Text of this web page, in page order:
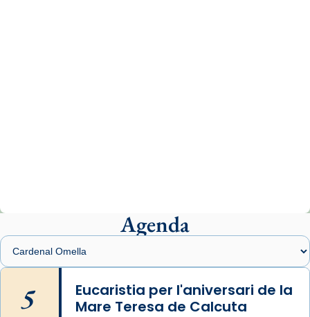
Arquebisbat de Barcelona
2 weeks ago
Memòria de les santes Juliana i
Semproniana, verges i màrtirs.
Acompanyant la història de sant Cugat, a
Agenda
5
Eucaristia per l'aniversari de la
Mare Teresa de Calcuta